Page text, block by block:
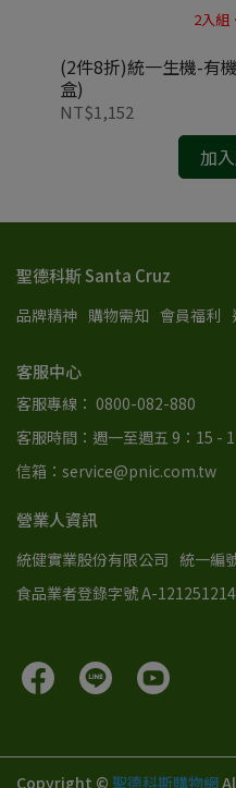
2入組
(2件8折)統一生機-有
盒)
NT$1,152
加
聖德科斯 Santa Cruz
品牌精神 購物需知 會員福利
客服中心
客服專線： 0800-082-880
客服時間：週一至週五 9：15 -
信箱：service@pnic.com.tw
營業人資訊
統健實業股份有限公司 統一編
食品業者登錄字號 A-
Copyright © 聖德科斯購物網